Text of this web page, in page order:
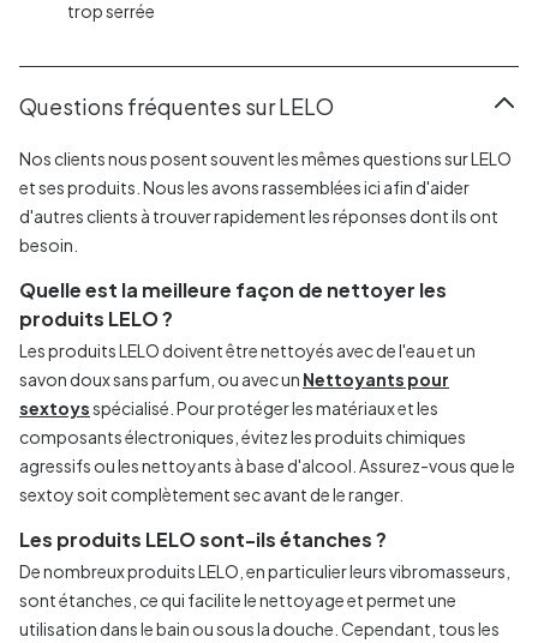
trop serrée
Questions fréquentes sur LELO
Nos clients nous posent souvent les mêmes questions sur LELO
et ses produits. Nous les avons rassemblées ici afin d'aider
d'autres clients à trouver rapidement les réponses dont ils ont
besoin.
Quelle est la meilleure façon de nettoyer les
produits LELO ?
Les produits LELO doivent être nettoyés avec de l'eau et un
savon doux sans parfum, ou avec un Nettoyants pour
sextoysspécialisé. Pour protéger les matériaux et les
composants électroniques, évitez les produits chimiques
agressifs ou les nettoyants à base d'alcool. Assurez-vous que le
sextoy soit complètement sec avant de le ranger.
Les produits LELO sont-ils étanches ?
De nombreux produits LELO, en particulier leurs vibromasseurs,
sont étanches, ce qui facilite le nettoyage et permet une
utilisation dans le bain ou sous la douche. Cependant, tous les